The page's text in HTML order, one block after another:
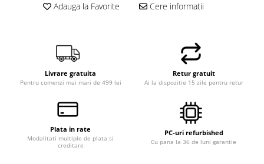
Adauga la Favorite Cere informatii
Livrare gratuita
Pentru comenzi mai mari de 499 lei
Retur gratuit
Ai la dispozitie 15 zile pentru retur
Plata in rate
Modalitati multiple de plata si
creditare
PC-uri refurbished
Cu pana la 36 de luni garantie